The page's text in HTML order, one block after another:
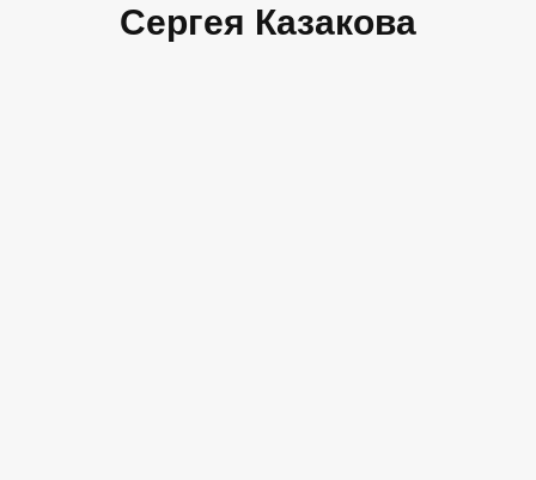
Сергея Казакова